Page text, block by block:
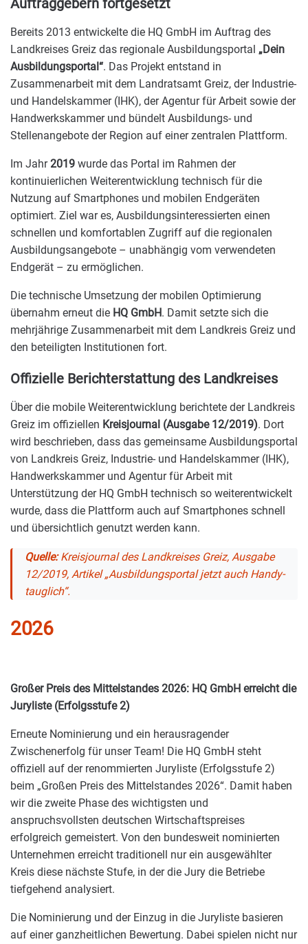
Bereits 2013 entwickelte die HQ GmbH im Auftrag des
Landkreises Greiz das regionale Ausbildungsportal „Dein
Ausbildungsportal“. Das Projekt entstand in
Zusammenarbeit mit dem Landratsamt Greiz, der Industrie-
und Handelskammer (IHK), der Agentur für Arbeit sowie der
Handwerkskammer und bündelt Ausbildungs- und
Stellenangebote der Region auf einer zentralen Plattform.
Im Jahr2019 wurde das Portal im Rahmen der
kontinuierlichen Weiterentwicklung technisch für die
Nutzung auf Smartphones und mobilen Endgeräten
optimiert. Ziel war es, Ausbildungsinteressierten einen
schnellen und komfortablen Zugriff auf die regionalen
Ausbildungsangebote – unabhängig vom verwendeten
Endgerät – zu ermöglichen.
Die technische Umsetzung der mobilen Optimierung
übernahm erneut die HQ GmbH. Damit setzte sich die
mehrjährige Zusammenarbeit mit dem Landkreis Greiz und
den beteiligten Institutionen fort.
Offizielle Berichterstattung des Landkreises
Über die mobile Weiterentwicklung berichtete der Landkreis
Greiz im offiziellen Kreisjournal (Ausgabe 12/2019). Dort
wird beschrieben, dass das gemeinsame Ausbildungsportal
von Landkreis Greiz, Industrie- und Handelskammer (IHK),
Handwerkskammer und Agentur für Arbeit mit
Unterstützung der HQ GmbH technisch so weiterentwickelt
wurde, dass die Plattform auch auf Smartphones schnell
und übersichtlich genutzt werden kann.
Quelle:Kreisjournal des Landkreises Greiz, Ausgabe
12/2019, Artikel „Ausbildungsportal jetzt auch Handy-
tauglich“.
2026
Großer Preis des Mittelstandes 2026: HQ GmbH erreicht die
Juryliste (Erfolgsstufe 2)
Erneute Nominierung und ein herausragender
Zwischenerfolg für unser Team! Die HQ GmbH steht
offiziell auf der renommierten Juryliste (Erfolgsstufe 2)
beim „Großen Preis des Mittelstandes 2026“. Damit haben
wir die zweite Phase des wichtigsten und
anspruchsvollsten deutschen Wirtschaftspreises
erfolgreich gemeistert. Von den bundesweit nominierten
Unternehmen erreicht traditionell nur ein ausgewählter
Kreis diese nächste Stufe, in der die Jury die Betriebe
tiefgehend analysiert.
Die Nominierung und der Einzug in die Juryliste basieren
auf einer ganzheitlichen Bewertung. Dabei spielen nicht nur